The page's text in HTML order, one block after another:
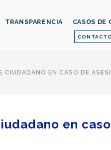
TRANSPARENCIA CASOS DE
CIUDADANO EN CASO DE
en